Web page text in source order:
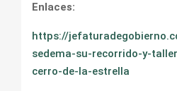
Enlaces:
https://
sedema-su-recorrido-y-
cerro-de-la-estrella